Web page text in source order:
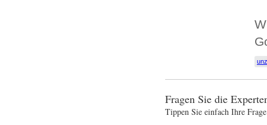
Fragen Sie die
Tippen Sie einfach Ihre